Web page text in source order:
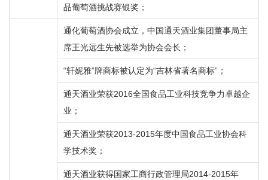
品葡萄酒挑战赛银奖；
通化葡萄酒协会成立，中国通天酒业集团董事局主
席王光远生先被选举为协会会长；
“轩妮雅”牌商标被认定为“吉林省著名商标”；
通天酒业荣获2016全国食品工业科技竞争力卓越企
业；
通天酒业荣获2013-2015年度中国食品工业协会科
学技术奖；
通天酒业获得国家工商行政管理局2014-2015年